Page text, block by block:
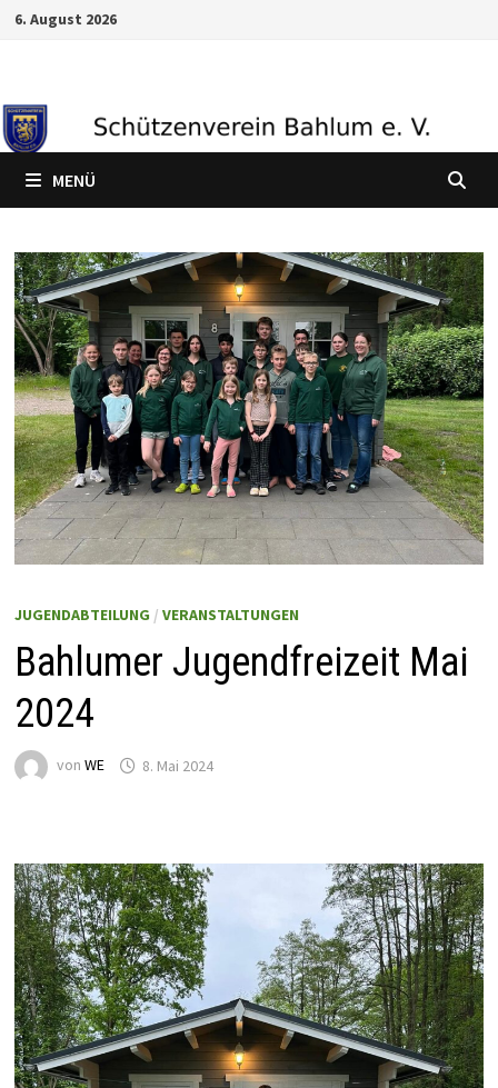
Zum6. August 2026
MENÜ
JUGENDABTEILUNG / VERANSTALTUNGEN
Bahlumer Jugendfreizeit Mai
2024
von WE 8. Mai 2024